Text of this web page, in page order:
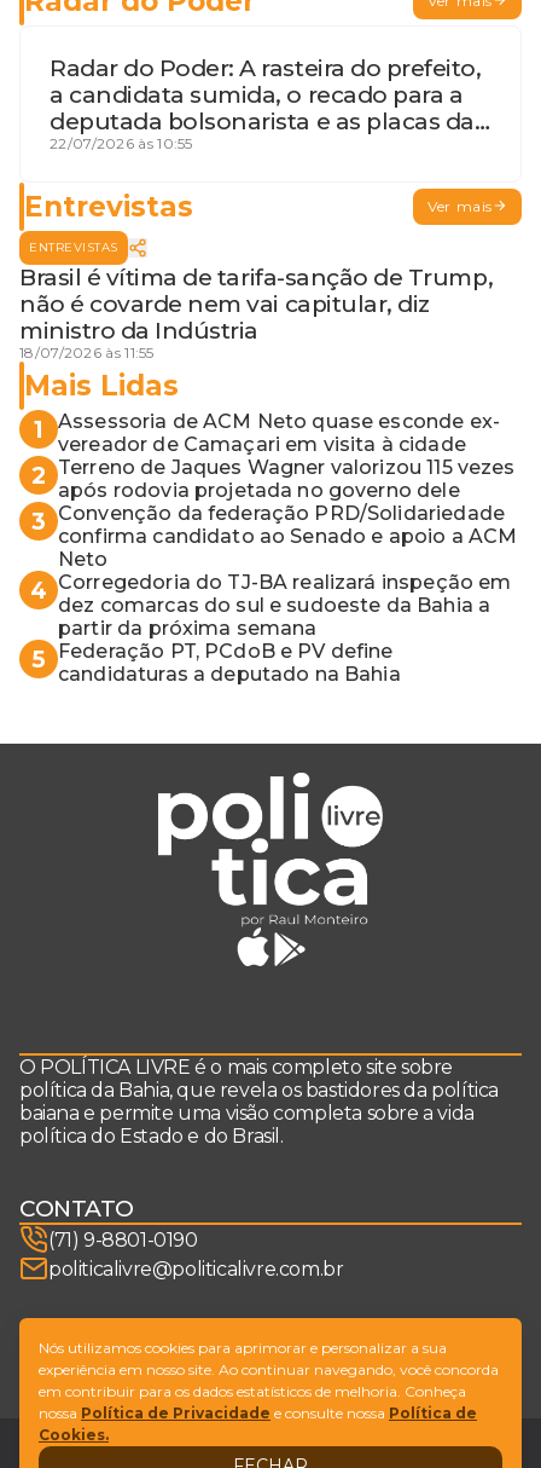
Radar do Poder: A rasteira do prefeito,
a candidata sumida, o recado para a
deputada bolsonarista e as placas da
discórdia
22/07/2026 às 10:55
Entrevistas Ver mais
ENTREVISTAS
Brasil é vítima de tarifa-sanção de Trump,
não é covarde nem vai capitular, diz
ministro da Indústria
18/07/2026 às 11:55
Mais Lidas
1
Assessoria de ACM Neto quase esconde ex-
vereador de Camaçari em visita à cidade
2
Terreno de Jaques Wagner valorizou 115 vezes
após rodovia projetada no governo dele
3
Convenção da federação PRD/Solidariedade
confirma candidato ao Senado e apoio a ACM
Neto
4 Corregedoria do TJ-BA realizará inspeção em
dez comarcas do sul e sudoeste da Bahia a
partir da próxima semana
5
Federação PT, PCdoB e PV define
candidaturas a deputado na Bahia
O POLÍTICA LIVRE é o mais completo site sobre
política da Bahia, que revela os bastidores da política
baiana e permite uma visão completa sobre a vida
política do Estado e do Brasil.
CONTATO
(71) 9-8801-0190
politicalivre@politicalivre.com.br
SIGA-NOS
LegalFale conosco
Nós utilizamos cookies para aprimorar e personalizar a sua
experiência em nosso site. Ao continuar navegando, você concorda
em contribuir para os dados estatísticos de melhoria. Conheça
nossa Política de Privacidade e consulte nossa Política de
Cookies.